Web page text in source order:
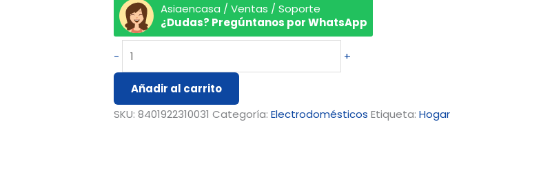
Asiaencasa / Ventas / Soporte
¿Dudas? Pregúntanos por WhatsApp
- +
Añadir al carrito
SKU:8401922310031 Categoría:Electrodomésticos Etiqueta:Hogar